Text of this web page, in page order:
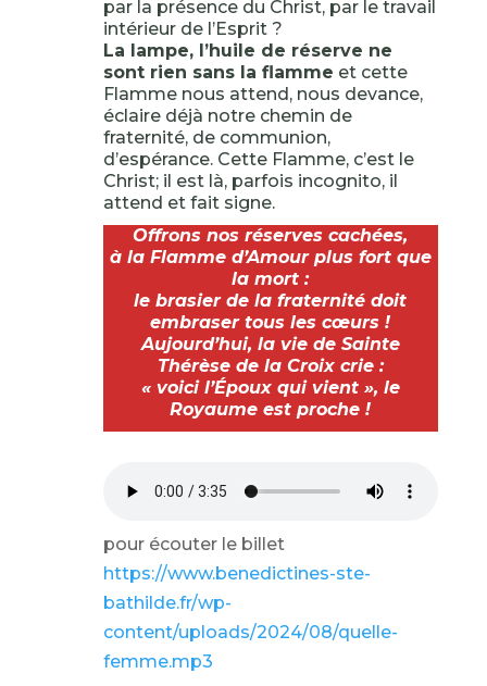
par la présence du Christ, par le travail
intérieur de l’Esprit ?
La lampe, l’huile de réserve ne
sont rien sans la flamme et cette
Flamme nous attend, nous devance,
éclaire déjà notre chemin de
fraternité, de communion,
d’espérance. Cette Flamme, c’est le
Christ; il est là, parfois incognito, il
attend et fait signe.
Offrons nos réserves cachées,
à la Flamme d’Amour plus fort que
la mort :
le brasier de la fraternité doit
embraser tous les cœurs !
Aujourd’hui, la vie de Sainte
Thérèse de la Croix crie :
« voici l’Époux qui vient », le
Royaume est proche !
pour écouter le billet
https://www.benedictines-ste-
bathilde.fr/wp-
content/uploads/2024/08/quelle-
femme.mp3